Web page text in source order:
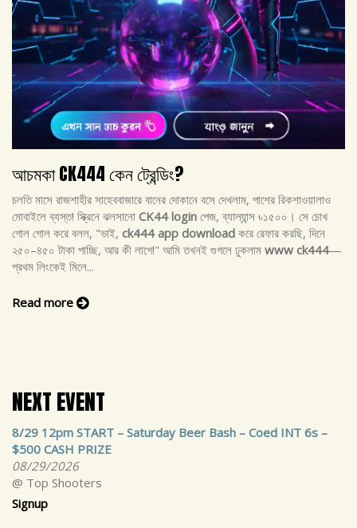
আচমকা CK444 কেন ট্রেন্ডিং?
চলতি মাসে রাজশাহীর সাহেববাজারে বানের দোকানে বসে দেখলাম, পাশের রিকশাওয়ালাও
মোবাইলে ব্যস্ত! স্ক্রিনে ঝলসানো CK44 login পেজ, ব্যাল্যান্স ৳১৫০০। সে চোখ
গোল গোল করে বলল, "ভাই, ck444 app download করে রেফার করছি, দিনে
২৫০–৪৫০ টাকা পাচ্ছি, আর কী লাগে!" আমি তখনই গুগলে ঢুকলাম www ck444—
প্রথম লিংকেই মিলে...
Read more
NEXT EVENT
8/29 12pm START – Saturday Beer Bash – Coed INT 6s –
$500 CASH PRIZE
08/29/2026
@ Top Shooters
Signup